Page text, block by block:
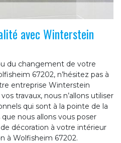
avec Winterstein
du changement de votre
67202, n’hésitez pas à
entreprise Winterstein
travaux, nous n’allons utiliser
qui sont à la pointe de la
nous allons vous poser
décoration à votre intérieur
à Wolfisheim 67202.